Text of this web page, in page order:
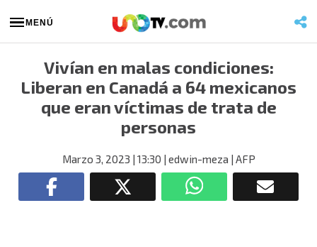
MENÚ
Vivían en malas condiciones:
Liberan en Canadá a 64 mexicanos
que eran víctimas de trata de
personas
Marzo 3, 2023 | 13:30 | edwin-meza | AFP